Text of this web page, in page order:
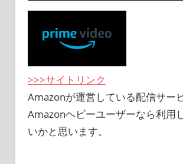
>>>サイトリンク
Amazonが運営している配信サービ
Amazonヘビーユーザーなら利用
いかと思います。